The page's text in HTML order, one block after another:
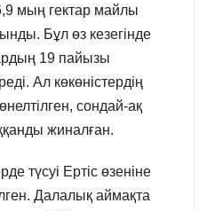
мың гектар майлы
Бұл өз кезегінде
19 пайызы
Ал көкөністердің
сондай-ақ
жиналған.
түсуі Ертіс өзеніне
Далалық аймақта